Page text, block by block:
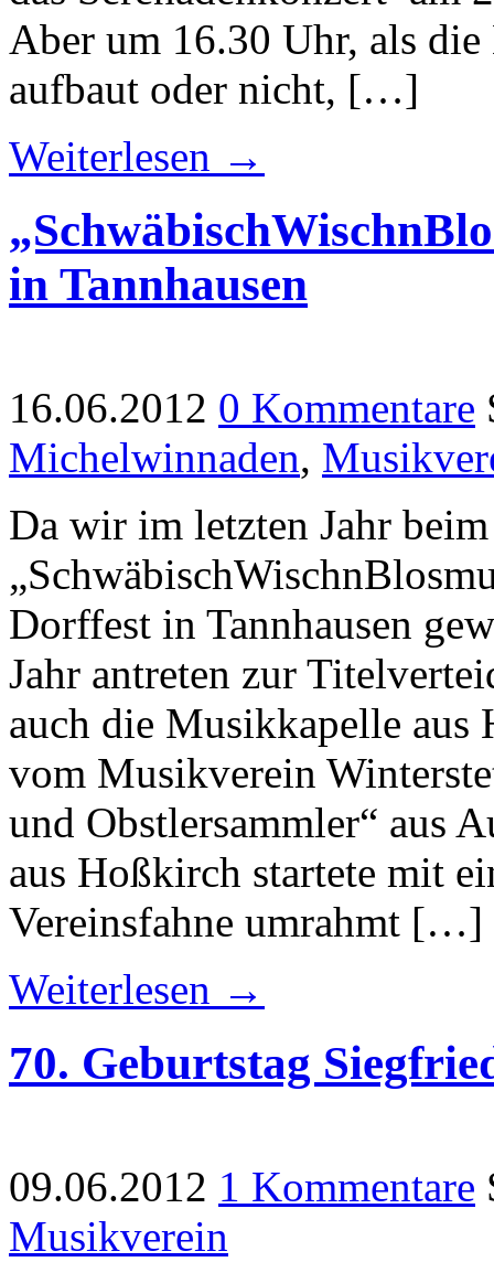
Aber um 16.30 Uhr, als
aufbaut oder nicht, […]
Weiterlesen →
in Tannhausen
16.06.2012 0 Kommentare
Michelwinnaden,
Da wir im letzten Jahr
Dorffest in Tannhausen
Jahr antreten zur
auch die Musikkapelle aus
vom Musikverein
und Obstlersammler“ aus
aus Hoßkirch startete mit
Vereinsfahne umrahmt […]
Weiterlesen →
70. Geburtstag
09.06.2012 1 Kommentare
Musikverein